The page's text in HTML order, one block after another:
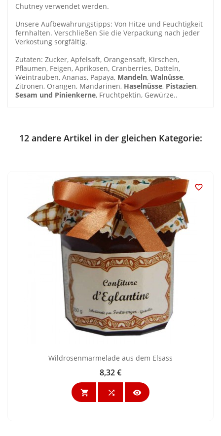
Chutney verwendet werden.
Unsere Aufbewahrungstipps: Von Hitze und Feuchtigkeit
fernhalten. Verschließen Sie die Verpackung nach jeder
Verkostung sorgfältig.
Zutaten: Zucker, Apfelsaft, Orangensaft, Kirschen,
Pflaumen, Feigen, Aprikosen, Cranberries, Datteln,
Weintrauben, Ananas, Papaya, Mandeln, Walnüsse,
Zitronen, Orangen, Mandarinen, Haselnüsse, Pistazien,
Sesam und Pinienkerne, Fruchtpektin, Gewürze..
12 andere Artikel in der gleichen Kategorie:

Wildrosenmarmelade aus dem Elsass
Preis
8,32 €
  